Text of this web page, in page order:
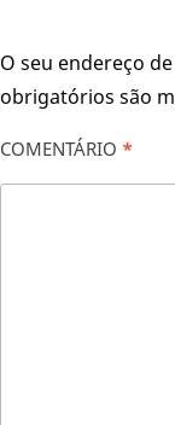
O seu endereço
obrigatórios são
COMENTÁRIO *